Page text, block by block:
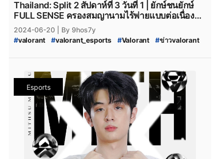
#fpsthailand #soop #SOOP
Thailand: Split 2 สัปดาห์ที่ 3 วันที่ 1 | ยักษ์ชนยักษ์
FULL SENSE ครองสมญานามไร้พ่ายแบบต่อเนื่อง
พร้อมฟอร์มสุดเดือดของ MiTH ตามคว้าชัยไปติด ๆ
2024-06-20
| By 9hos7y
#valorant #valorant_esports #Valorant #ข่าวvalorant
VALORANT_Challengers_2024_Split_2 #ทีมvalorant
valorantทีมไทย Riot #เกมriotgames #MiTH #mith
mith_valorant #mith.valorant #FullSense
fullsense_valorant # fullsense #full_sense
valorant_full_sense #attackallaroud
AttackAllAround
Attack_All_Around
Attack-All-Around AAA.Valorant
aaa_valorant teamnkt_valorant
Team-NKT
team_nkt_valorant #XOXO_01 #XOXO_01_VALORANT
Esports